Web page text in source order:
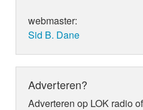
webmaster:
Sid B. Dane
Adverteren?
Adverteren op LOK radio